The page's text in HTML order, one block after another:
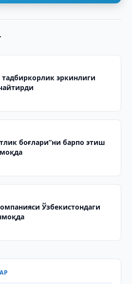
тадбиркорлик эркинлиги
боғлари”ни барпо этиш
Ўзбекистондаги